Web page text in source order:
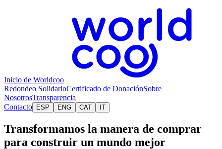
Inicio de Worldcoo
Redondeo SolidarioCertificado de DonaciónSobre
NosotrosTransparencia
Contacto
ESP ENG CAT IT
Transformamos la manera de comprar
para construir un mundo mejor